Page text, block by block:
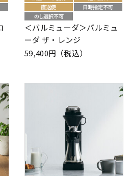
＜バルミューダ＞バルミュ
ーダ ザ・レンジ
59,400円（税込）